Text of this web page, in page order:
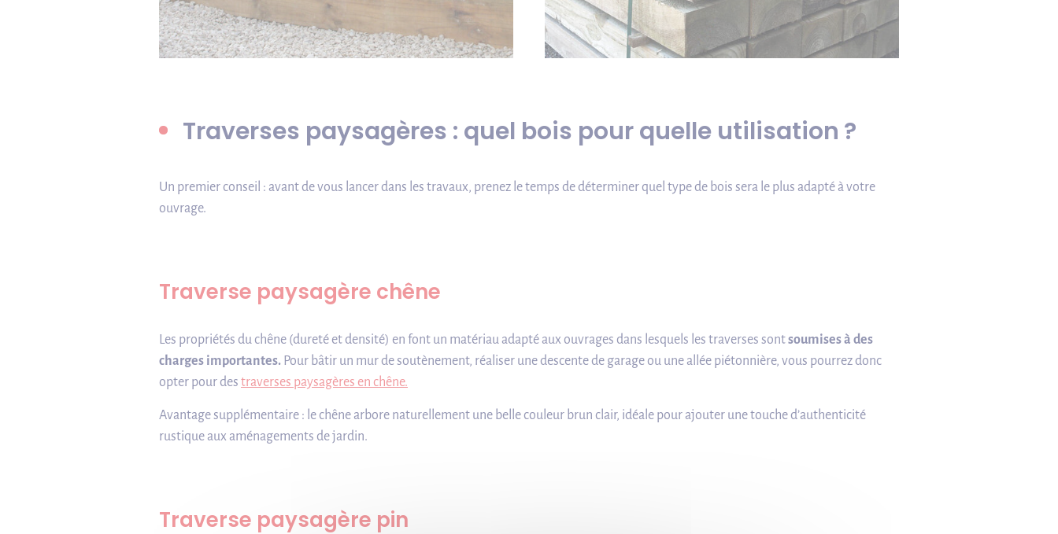
Traverses paysagères : quel bois pour quelle utilisation ?
Un premier conseil : avant de vous lancer dans les travaux, prenez le temps de déterminer quel type de bois sera le plus adapté à votre
ouvrage.
Traverse paysagère chêne
Les propriétés du chêne (dureté et densité) en font un matériau adapté aux ouvrages dans lesquels les traverses sontsoumises à des
charges importantes. Pour bâtir un mur de soutènement, réaliser une descente de garage ou une allée piétonnière, vous pourrez donc
opter pour des traverses paysagères en chêne.
Avantage supplémentaire : le chêne arbore naturellement une belle couleur brun clair, idéale pour ajouter une touche d’authenticité
rustique aux aménagements de jardin.
Traverse paysagère pin